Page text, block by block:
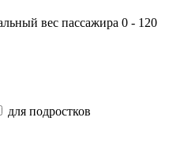
вес пассажира 0 - 120
для подростков